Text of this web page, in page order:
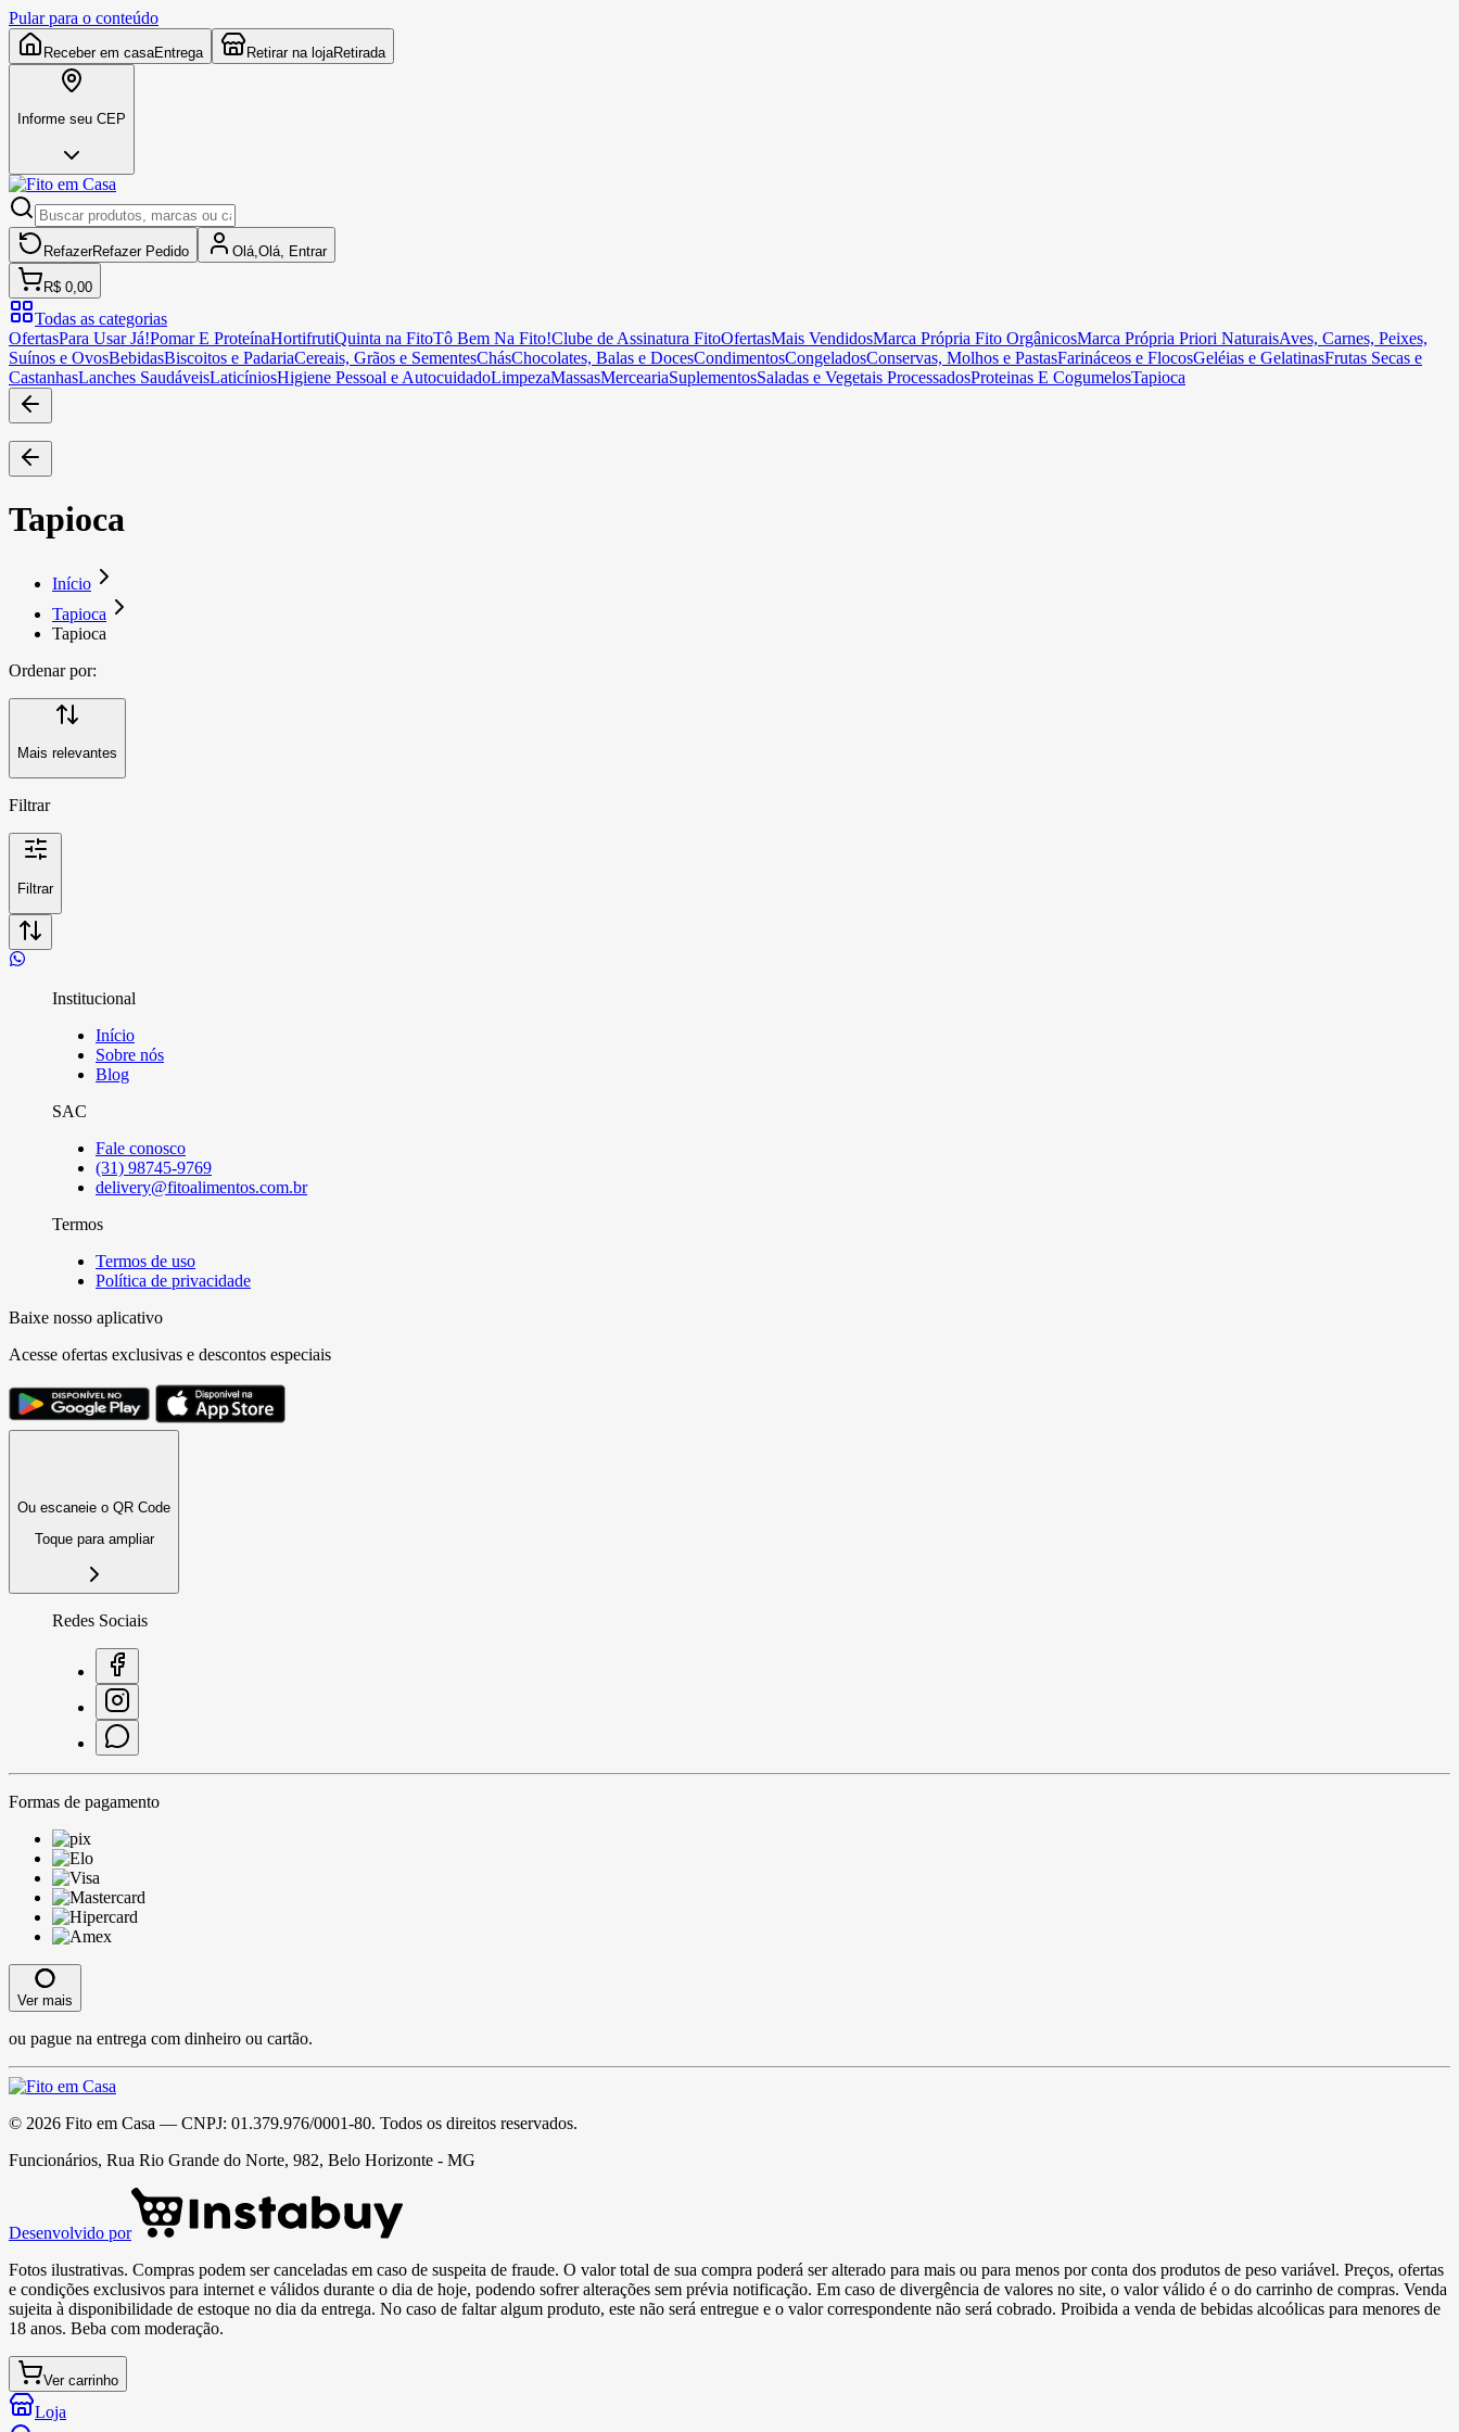
Pular para o conteúdo
Receber em casaEntrega Retirar na lojaRetirada
Informe seu CEP
RefazerRefazer Pedido Olá, Olá, Entrar
R$ 0,00
Todas as categorias
OfertasPara Usar Já!Pomar E ProteínaHortifrutiQuinta na FitoTô Bem Na Fito!Clube de Assinatura FitoOfertasMais VendidosMarca Própria Fito OrgânicosMarca Própria Priori NaturaisAves, Carnes, Peixes,
Suínos e OvosBebidasBiscoitos e PadariaCereais, Grãos e SementesChásChocolates, Balas e DocesCondimentosCongeladosConservas, Molhos e PastasFarináceos e FlocosGeléias e GelatinasFrutas Secas e
CastanhasLanches SaudáveisLaticíniosHigiene Pessoal e AutocuidadoLimpezaMassasMerceariaSuplementosSaladas e Vegetais ProcessadosProteinas E CogumelosTapioca
Tapioca
Início
Tapioca
Tapioca
Ordenar por:
Mais relevantes
Filtrar
Filtrar
Institucional
Início
Sobre nós
Blog
SAC
Fale conosco
(31) 98745-9769
delivery@fitoalimentos.com.br
Termos
Termos de uso
Política de privacidade
Baixe nosso aplicativo
Acesse ofertas exclusivas e descontos especiais
Ou escaneie o QR Code
Toque para ampliar
Redes Sociais
Formas de pagamento
Ver mais
ou pague na entrega com dinheiro ou cartão.
© 2026 Fito em Casa — CNPJ: 01.379.976/0001-80. Todos os direitos reservados.
Funcionários, Rua Rio Grande do Norte, 982, Belo Horizonte - MG
Desenvolvido por
Fotos ilustrativas. Compras podem ser canceladas em caso de suspeita de fraude. O valor total de sua compra poderá ser alterado para mais ou para menos por conta dos produtos de peso variável. Preços, ofertas
e condições exclusivos para internet e válidos durante o dia de hoje, podendo sofrer alterações sem prévia notificação. Em caso de divergência de valores no site, o valor válido é o do carrinho de compras. Venda
sujeita à disponibilidade de estoque no dia da entrega. No caso de faltar algum produto, este não será entregue e o valor correspondente não será cobrado. Proibida a venda de bebidas alcoólicas para menores de
18 anos. Beba com moderação.
Ver carrinho
Loja